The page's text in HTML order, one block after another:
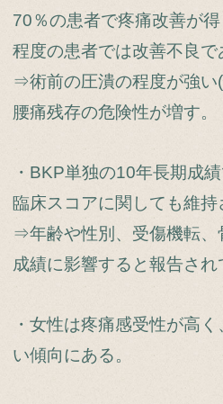
70％の患者で疼痛改善が
程度の患者では改善不良で
⇒術前の圧潰の程度が強い(
腰痛残存の危険性が増す。
・BKP単独の10年長期成
臨床スコアに関しても維持
⇒年齢や性別、受傷機転、
成績に影響すると報告され
・女性は疼痛感受性が高
い傾向にある。